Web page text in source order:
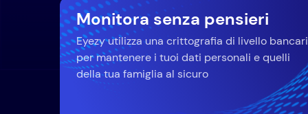
Monitora senza pensieri
Eyezy utilizza una crittografia di livello
per mantenere i tuoi dati personali e quelli
della tua famiglia al sicuro